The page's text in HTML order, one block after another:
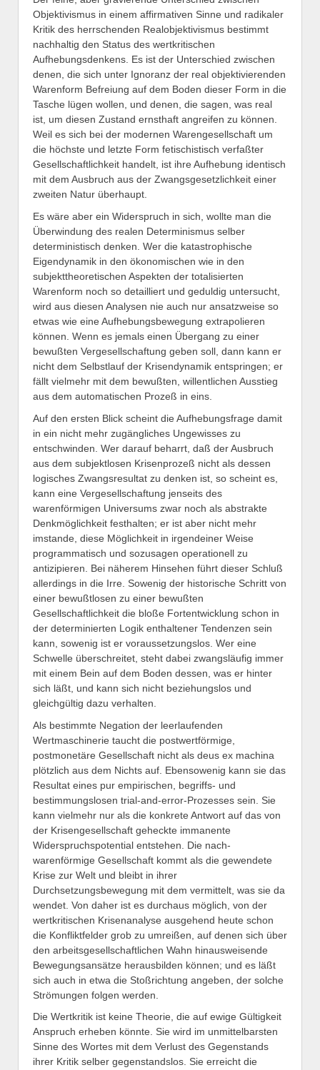
Objektivismus in einem affirmativen Sinne und radikaler
Kritik des herrschenden Realobjektivismus bestimmt
nachhaltig den Status des wertkritischen
Aufhebungsdenkens. Es ist der Unterschied zwischen
denen, die sich unter Ignoranz der real objektivierenden
Warenform Befreiung auf dem Boden dieser Form in die
Tasche lügen wollen, und denen, die sagen, was real
ist, um diesen Zustand ernsthaft angreifen zu können.
Weil es sich bei der modernen Warengesellschaft um
die höchste und letzte Form fetischistisch verfaßter
Gesellschaftlichkeit handelt, ist ihre Aufhebung identisch
mit dem Ausbruch aus der Zwangsgesetzlichkeit einer
zweiten Natur überhaupt.
Es wäre aber ein Widerspruch in sich, wollte man die
Überwindung des realen Determinismus selber
deterministisch denken. Wer die katastrophische
Eigendynamik in den ökonomischen wie in den
subjekttheoretischen Aspekten der totalisierten
Warenform noch so detailliert und geduldig untersucht,
wird aus diesen Analysen nie auch nur ansatzweise so
etwas wie eine Aufhebungsbewegung extrapolieren
können. Wenn es jemals einen Übergang zu einer
bewußten Vergesellschaftung geben soll, dann kann er
nicht dem Selbstlauf der Krisendynamik entspringen; er
fällt vielmehr mit dem bewußten, willentlichen Ausstieg
aus dem automatischen Prozeß in eins.
Auf den ersten Blick scheint die Aufhebungsfrage damit
in ein nicht mehr zugängliches Ungewisses zu
entschwinden. Wer darauf beharrt, daß der Ausbruch
aus dem subjektlosen Krisenprozeß nicht als dessen
logisches Zwangsresultat zu denken ist, so scheint es,
kann eine Vergesellschaftung jenseits des
warenförmigen Universums zwar noch als abstrakte
Denkmöglichkeit festhalten; er ist aber nicht mehr
imstande, diese Möglichkeit in irgendeiner Weise
programmatisch und sozusagen operationell zu
antizipieren. Bei näherem Hinsehen führt dieser Schluß
allerdings in die Irre. Sowenig der historische Schritt von
einer bewußtlosen zu einer bewußten
Gesellschaftlichkeit die bloße Fortentwicklung schon in
der determinierten Logik enthaltener Tendenzen sein
kann, sowenig ist er voraussetzungslos. Wer eine
Schwelle überschreitet, steht dabei zwangsläufig immer
mit einem Bein auf dem Boden dessen, was er hinter
sich läßt, und kann sich nicht beziehungslos und
gleichgültig dazu verhalten.
Als bestimmte Negation der leerlaufenden
Wertmaschinerie taucht die postwertförmige,
postmonetäre Gesellschaft nicht als deus ex machina
plötzlich aus dem Nichts auf. Ebensowenig kann sie das
Resultat eines pur empirischen, begriffs- und
bestimmungslosen trial-and-error-Prozesses sein. Sie
kann vielmehr nur als die konkrete Antwort auf das von
der Krisengesellschaft geheckte immanente
Widerspruchspotential entstehen. Die nach-
warenförmige Gesellschaft kommt als die gewendete
Krise zur Welt und bleibt in ihrer
Durchsetzungsbewegung mit dem vermittelt, was sie da
wendet. Von daher ist es durchaus möglich, von der
wertkritischen Krisenanalyse ausgehend heute schon
die Konfliktfelder grob zu umreißen, auf denen sich über
den arbeitsgesellschaftlichen Wahn hinausweisende
Bewegungsansätze herausbilden können; und es läßt
sich auch in etwa die Stoßrichtung angeben, der solche
Strömungen folgen werden.
Die Wertkritik ist keine Theorie, die auf ewige Gültigkeit
Anspruch erheben könnte. Sie wird im unmittelbarsten
Sinne des Wortes mit dem Verlust des Gegenstands
ihrer Kritik selber gegenstandslos. Sie erreicht die